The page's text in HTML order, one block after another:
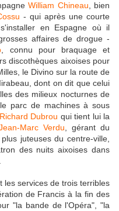
William Chineau , bien
- qui après une courte
en Espagne où il
affaires de drogue -
, connu pour braquage et
discothèques aixoises pour
le Divino sur la route de
dont on dit que celui
des milieux nocturnes de
parc de machines à sous
Richard Dubrou qui tient lui la
Marc Verdu , gérant du
juteuses du centre-ville,
des nuits aixoises dans
les services de trois terribles
de Francis à la fin des
"la bande de l'Opéra", "la